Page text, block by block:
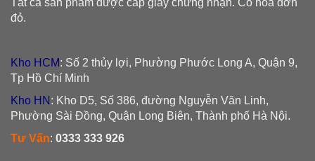
Tất cả sản phẩm được cấp giấy chứng nhận. Có hóa đơn
đỏ.
Kho HCM: Số 2 thủy lợi, Phường Phước Long A, Quận 9,
Tp Hồ Chí Minh
Kho HN : Kho D5, Số 386, đường Nguyễn Văn Linh,
Phường Sài Đồng, Quận Long Biên, Thành phố Hà Nội.
Tư Vấn: 0333 333 926